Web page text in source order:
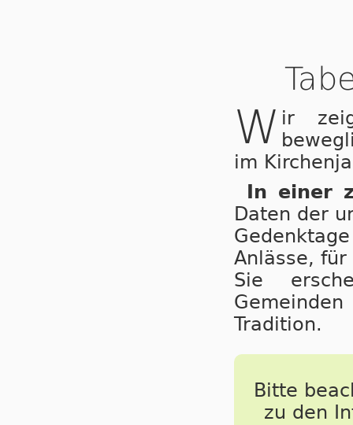
W ir
im
In einer
Daten der
Anlässe,
Sie
Tradition.
Bitte
zu den